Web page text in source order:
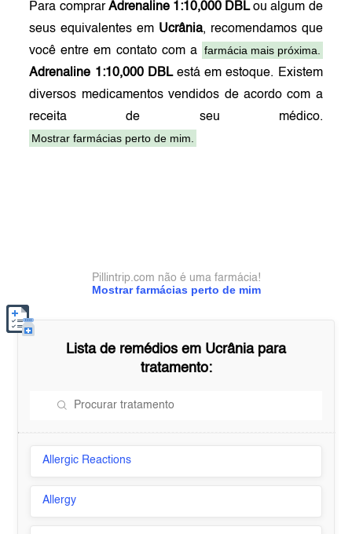
Para comprarAdrenaline 1:10,000 DBLou algum de
seus equivalentes em Ucrânia, recomendamos que
você entre em contato com a farmácia mais próxima.
Adrenaline 1:10,000 DBLestá em estoque. Existem
diversos medicamentos vendidos de acordo com a
receita de seu médico.
Mostrar farmácias perto de mim.
Mostrar farmácias perto de mim
Pillintrip.com não é uma farmácia!
Lista de remédios em Ucrâniapara
tratamento:
Allergic Reactions
Allergy